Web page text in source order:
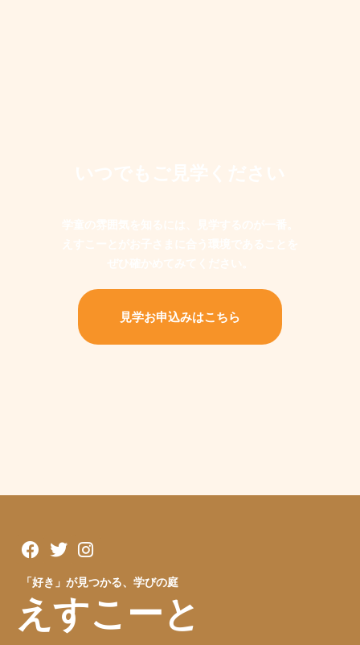
見学お申込みはこちら
「好き」が見つかる、学びの庭
えすこーと